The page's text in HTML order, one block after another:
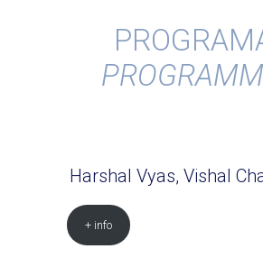
Harshal Vyas, Vishal
+ info